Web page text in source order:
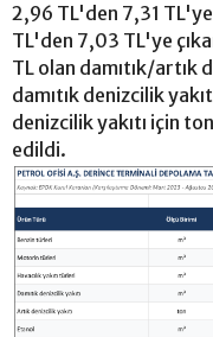
2,96 TL'den 7,31
TL'den 7,03 TL'ye
TL olan damıtık/artık
damıtık denizcilik
denizcilik yakıtı için
edildi.